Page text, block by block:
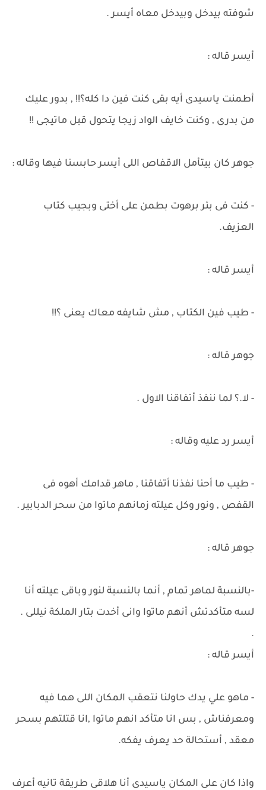
شوفته بيدخل وبيدخل معاه أيسر .
أيسر قاله :
أطمنت ياسيدى أيه بقى كنت فين دا كله؟!! , بدور عليك
من بدرى , وكنت خايف الواد زيجا يتحول قبل ماتيجى !!
جوهر كان بيتأمل الاقفاص اللى أيسر حابسنا فيها وقاله :
- كنت فى بئر برهوت بطمن على أختى وبجيب كتاب
العزيف.
أيسر قاله :
- طيب فين الكتاب , مش شايفه معاك يعنى ؟!!
جوهر قاله :
- لا.؟ لما ننفذ أتفاقنا الاول .
أيسر رد عليه وقاله :
- طيب ما أحنا نفذنا أتفاقنا , ماهر قدامك أهوه فى
القفص , ونور وكل عيلته زمانهم ماتوا من سحر الدبابير .
جوهر قاله :
-بالنسبة لماهر تمام , أنما بالنسبة لنور وباقى عيلته أنا
لسه متأكدتش أنهم ماتوا وانى أخدت بتار الملكة نيللى .
.
أيسر قاله :
- ماهو علي يدك حاولنا نتعقب المكان اللى هما فيه
ومعرفناش , بس انا متأكد انهم ماتوا ,انا قتلتهم بسحر
معقد , أستحالة حد يعرف يفكه.
واذا كان على المكان ياسيدى أنا هلاقى طريقة تانيه أعرف